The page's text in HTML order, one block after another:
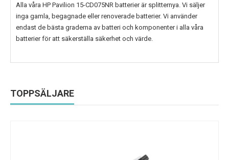
Alla våra HP Pavilion 15-CD075NR batterier är splitternya. Vi säljer
inga gamla, begagnade eller renoverade batterier. Vi använder
endast de bästa graderna av batteri och komponenter i alla våra
batterier för att säkerställa säkerhet och värde.
TOPPSÄLJARE